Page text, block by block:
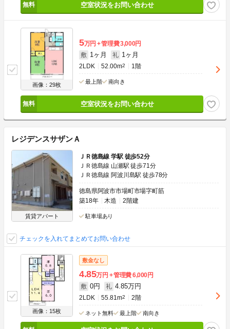
空室状況をお問い合わせ
画像：29枚
5万円 管理費3,000円
敷 1ヶ月 礼 1ヶ月
2LDK 52.00m2 1階
最上階 南向き
空室状況をお問い合わせ
レジデンスサザンＡ
賃貸アパート
ＪＲ徳島線 学駅 徒歩52分
ＪＲ徳島線 山瀬駅 徒歩71分
ＪＲ徳島線 阿波川島駅 徒歩78分
徳島県阿波市市場町市場字町筋
築18年
木造 2階建
駐車場あり
チェックを入れてまとめてお問い合わせ
画像：15枚
敷金なし
4.85万円 管理費6,000円
敷 0円 礼 4.85万円
2LDK 55.81m2 2階
ネット無料 最上階 南向き